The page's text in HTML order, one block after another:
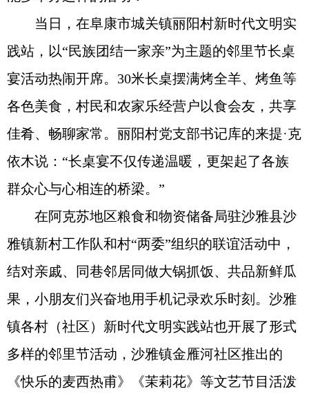
当日，在阜康市城关镇丽阳村新时代文明实
践站，以“民族团结一家亲”为主题的邻里节长桌
宴活动热闹开席。30米长桌摆满烤全羊、烤鱼等
各色美食，村民和农家乐经营户以食会友，共享
佳肴、畅聊家常。丽阳村党支部书记库的来提·克
依木说：“长桌宴不仅传递温暖，更架起了各族
群众心与心相连的桥梁。”
在阿克苏地区粮食和物资储备局驻沙雅县沙
雅镇新村工作队和村“两委”组织的联谊活动中，
结对亲戚、同巷邻居同做大锅抓饭、共品新鲜瓜
果，小朋友们兴奋地用手机记录欢乐时刻。沙雅
镇各村（社区）新时代文明实践站也开展了形式
多样的邻里节活动，沙雅镇金雁河社区推出的
《快乐的麦西热甫》《茉莉花》等文艺节目活泼